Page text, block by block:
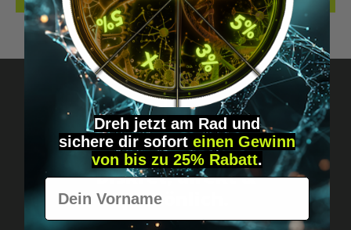
Fragen? Schreib uns!
Diskret, direkt &
persönlich.
Dreh jetzt am Rad und
sichere dir sofort einen Gewinn
von bis zu 25% Rabatt.
Vorname